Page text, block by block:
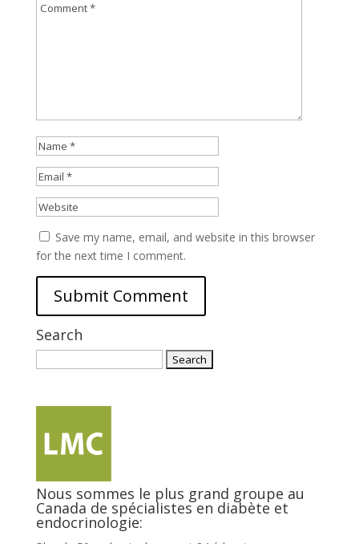
Save my name, email, and website in this browser
for the next time I comment.
Search
Nous sommes le plus grand groupe au
Canada de spécialistes en diabète et
endocrinologie: